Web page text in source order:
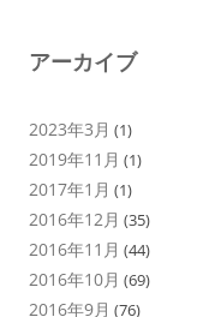
アーカイブ
2023年3月 (1)
2019年11月 (1)
2017年1月 (1)
2016年12月 (35)
2016年11月 (44)
2016年10月 (69)
2016年9月 (76)